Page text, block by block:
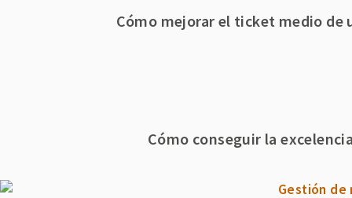
Cómo mejorar el ticket medio de
Cómo conseguir la